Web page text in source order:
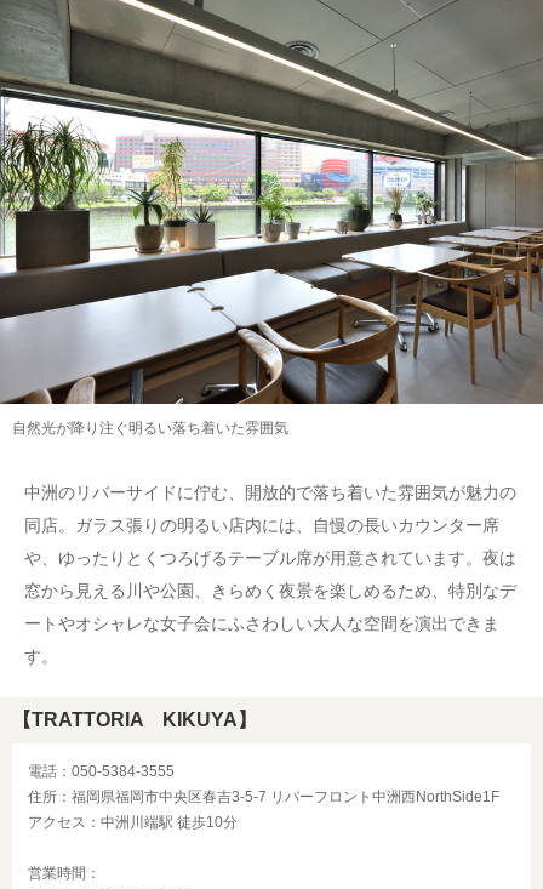
自然光が降り注ぐ明るい落ち着いた雰囲気
中洲のリバーサイドに佇む、開放的で落ち着いた雰囲気が魅力の
同店。ガラス張りの明るい店内には、自慢の長いカウンター席
や、ゆったりとくつろげるテーブル席が用意されています。夜は
窓から見える川や公園、きらめく夜景を楽しめるため、特別なデ
ートやオシャレな女子会にふさわしい大人な空間を演出できま
す。
【TRATTORIA KIKUYA】
電話：050-5384-3555
住所：福岡県福岡市中央区春吉3-5-7 リバーフロント中洲西NorthSide1F
アクセス：中洲川端駅 徒歩10分
営業時間：